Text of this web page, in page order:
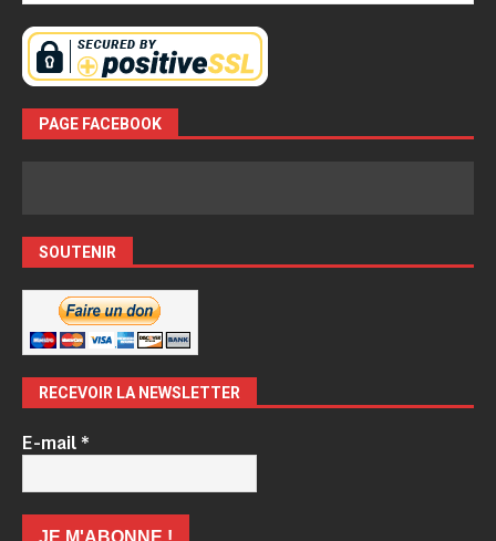
PAGE FACEBOOK
SOUTENIR
RECEVOIR LA NEWSLETTER
E-mail*